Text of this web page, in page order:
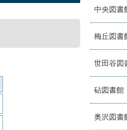
中央図書
梅丘図書
世田谷図
砧図書館
奥沢図書